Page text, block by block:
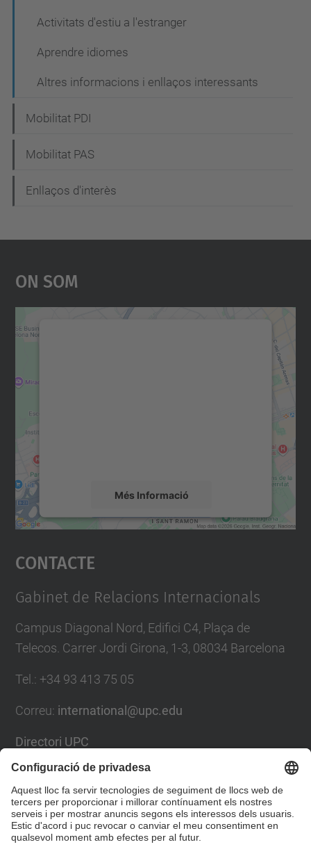
Activitats d'estiu a l'estranger
Aprendre idiomes
Altres informacions i enllaços interessants
Mobilitat PDI
Mobilitat PAS
Enllaços d'interès
On Som
Més Informació
Accepta
powered by
Contacte
Gabinet de Relacions Internacionals
Campus Diagonal Nord, Edifici C4, Plaça de
Telecos. Carrer Jordi Girona, 1-3, 08034 Barcelona
Tel. : +34 93 413 75 05
Correu: international@upc.edu
Directori UPC
Formulari de contacte i bústia de suggeriments
Llista Xarxes Socials